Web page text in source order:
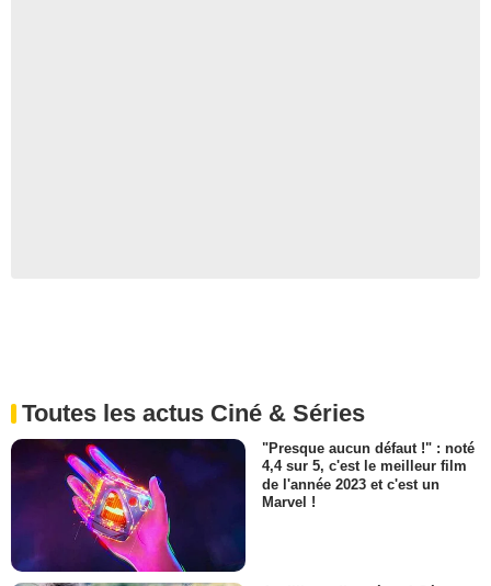
Toutes les actus Ciné & Séries
"Presque aucun défaut !" : noté
4,4 sur 5, c'est le meilleur film
de l'année 2023 et c'est un
Marvel !